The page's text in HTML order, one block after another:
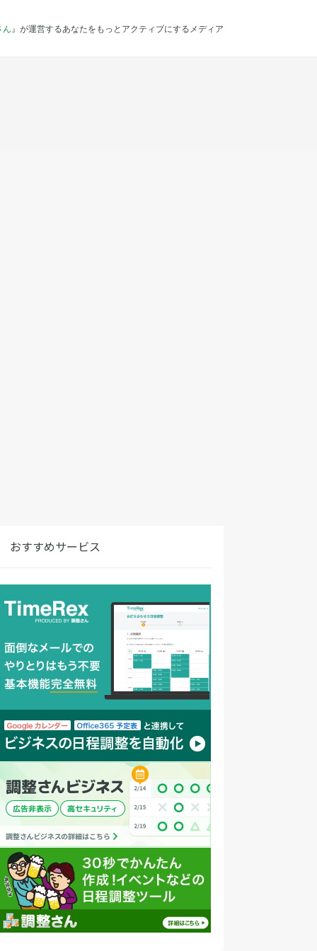
ん 』が運営するあなたをもっとアクティブにするメディア
おすすめサービス